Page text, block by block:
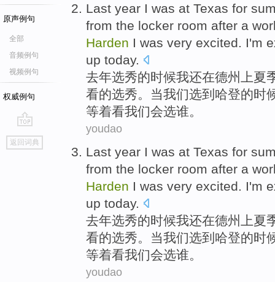
原声例句
全部
音频例句
视频例句
权威例句
go
top
返回词典
Last year I was at Texas for
from the locker room after a
Harden I was very excited. I'm
up today.
去年选秀的时候我还在德州 上夏
看的选秀。 当我们选到哈登的时
等着看我们会选谁。
youdao
Last year I was at Texas for
from the locker room after a
Harden I was very excited. I'm
up today.
去年选秀的时候我还在德州 上夏
看的选秀。 当我们选到哈登的时
等着看我们会选谁 。
youdao